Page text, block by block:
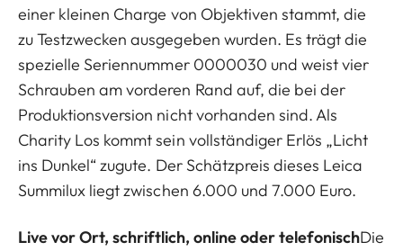
einer kleinen Charge von Objektiven stammt, die
zu Testzwecken ausgegeben wurden. Es trägt die
spezielle Seriennummer 0000030 und weist vier
Schrauben am vorderen Rand auf, die bei der
Produktionsversion nicht vorhanden sind. Als
Charity Los kommt sein vollständiger Erlös „Licht
ins Dunkel“ zugute. Der Schätzpreis dieses Leica
Summilux liegt zwischen 6.000 und 7.000 Euro.
Live vor Ort, schriftlich, online oder telefonischDie